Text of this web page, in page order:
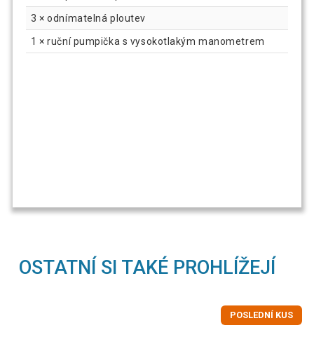
3 × odnímatelná ploutev
1 × ruční pumpička s vysokotlakým manometrem
OSTATNÍ SI TAKÉ PROHLÍŽEJÍ
POSLEDNÍ KUS